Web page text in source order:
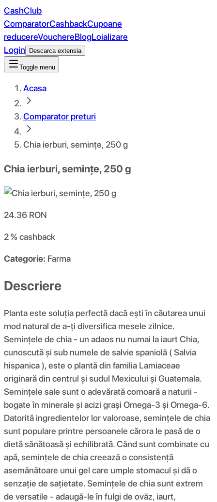
CashClub
ComparatorCashbackCupoane
reducereVouchereBlogLoializare
Login
Descarca extensia
Toggle menu
Acasa
Comparator preturi
Chia ierburi, semințe, 250 g
Chia ierburi, semințe, 250 g
24.36 RON
2 %cashback
Categorie: Farma
Descriere
Planta este soluția perfectă dacă ești în căutarea unui
mod natural de a-ți diversifica mesele zilnice.
Semințele de chia - un adaos nu numai la iaurt Chia,
cunoscută și sub numele de salvie spaniolă ( Salvia
hispanica ), este o plantă din familia Lamiaceae
originară din centrul și sudul Mexicului și Guatemala.
Semințele sale sunt o adevărată comoară a naturii -
bogate în minerale și acizi grași Omega-3 și Omega-6.
Datorită ingredientelor lor valoroase, semințele de chia
sunt populare printre persoanele cărora le pasă de o
dietă sănătoasă și echilibrată. Când sunt combinate cu
apă, semințele de chia creează o consistență
asemănătoare unui gel care umple stomacul și dă o
senzație de sațietate. Semințele de chia sunt extrem
de versatile - adaugă-le în fulgi de ovăz, iaurt,